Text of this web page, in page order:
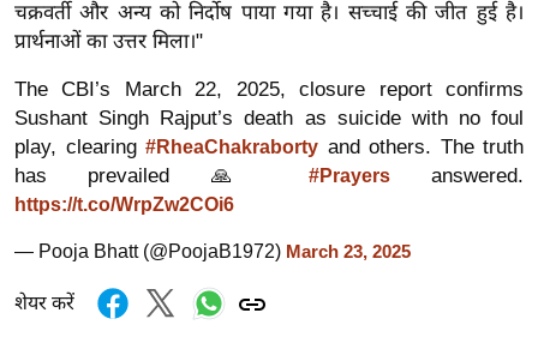
ड
हॉ
ली
वु
ड
फि
ल्म
स
क्षा
चक्रवर्ती और अन्य को निर्दोष पाया गया है। सच्चाई की जीत हुई है।
प्रार्थनाओं का उत्तर मिला।"
The CBI’s March 22, 2025, closure report confirms
Sushant Singh Rajput’s death as suicide with no foul
play, clearing #RheaChakraborty and others. The truth
has prevailed 🙏 #Prayersanswered.
https://t.co/WrpZw2COi6
— Pooja Bhatt (@PoojaB1972) March 23, 2025
शेयर करें